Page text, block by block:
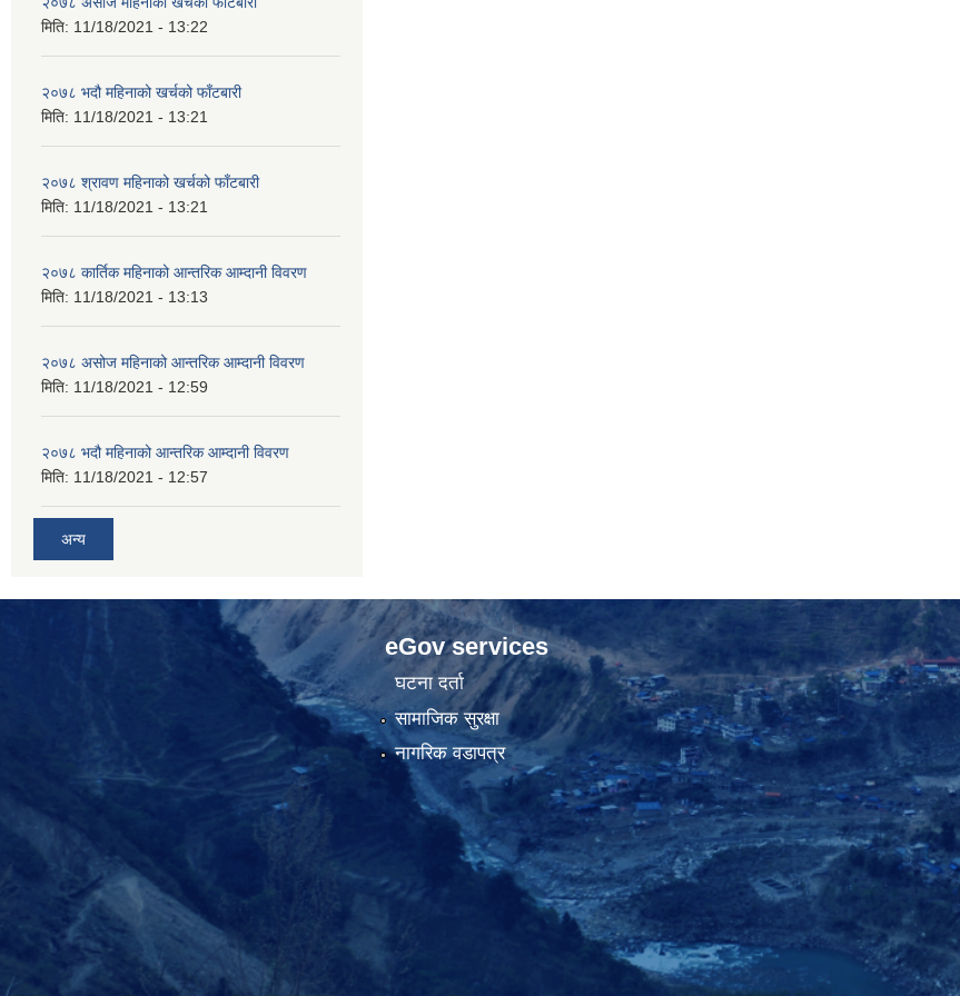
मिति: 11/18/2021 - 13:22
२०७८ भदौ महिनाको खर्चको फाँटबारी
मिति: 11/18/2021 - 13:21
२०७८ श्रावण महिनाको खर्चको फाँटबारी
मिति: 11/18/2021 - 13:21
२०७८ कार्तिक महिनाको आन्तरिक आम्दानी विवरण
मिति: 11/18/2021 - 13:13
२०७८ असोज महिनाको आन्तरिक आम्दानी विवरण
मिति: 11/18/2021 - 12:59
२०७८ भदौ महिनाको आन्तरिक आम्दानी विवरण
मिति: 11/18/2021 - 12:57
अन्य
eGov services
घटना दर्ता
सामाजिक सुरक्षा
नागरिक वडापत्र